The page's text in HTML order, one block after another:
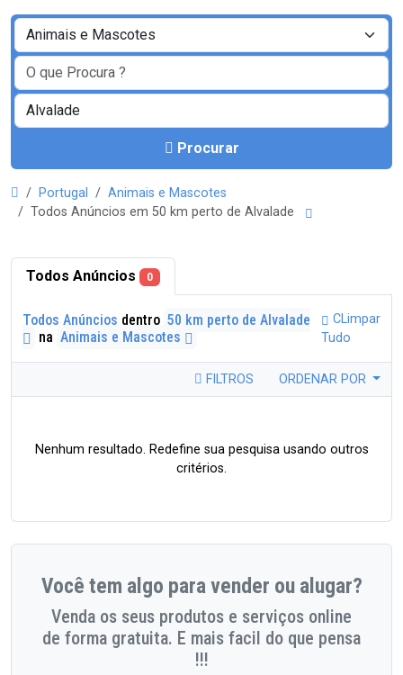
Procurar
Portugal
Animais e Mascotes
Todos Anúncios em 50 km perto de Alvalade
Todos Anúncios 0
Todos Anúncios dentro 50 km perto de Alvalade
na Animais e Mascotes
CLimpar
Tudo
FILTROS ORDENAR POR
Nenhum resultado. Redefine sua pesquisa usando outros
critérios.
Você tem algo para vender ou alugar?
Venda os seus produtos e serviços online
de forma gratuita. E mais facil do que pensa
!!!